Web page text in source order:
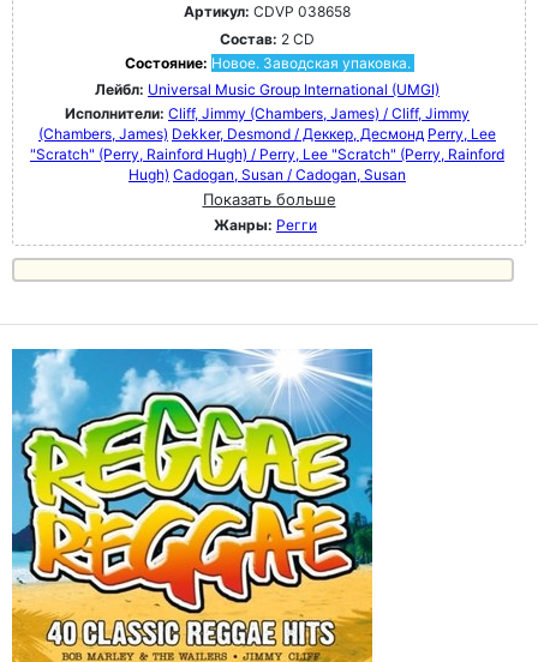
Артикул: CDVP 038658
Состав: 2 CD
Состояние: Новое. Заводская упаковка.
Лейбл: Universal Music Group International (UMGI)
Исполнители: Cliff, Jimmy (Chambers, James) / Cliff, Jimmy
(Chambers, James) Dekker, Desmond / Деккер, Десмонд Perry, Lee
"Scratch" (Perry, Rainford Hugh) / Perry, Lee "Scratch" (Perry, Rainford
Hugh) Cadogan, Susan / Cadogan, Susan
Показать больше
Жанры: Регги